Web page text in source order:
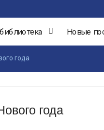
Новые
года
года